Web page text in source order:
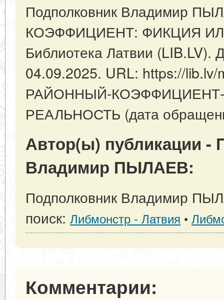
Подполковник Владимир
КОЭФФИЦИЕНТ: ФИКЦИЯ
Библиотека Латвии (LIB.LV).
04.09.2025. URL: https://lib.lv/
РАЙОННЫЙ-
РЕАЛЬНОСТЬ (дата
Автор(ы) публикации -
Владимир ПЫЛАЕВ:
Подполковник Владимир
поиск: Либмонстр - Латвия •
Комментарии: